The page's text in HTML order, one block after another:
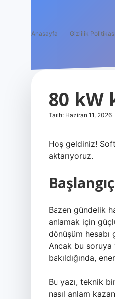
Anasayfa Gizlilik Politikası
80 kW
Tarih: Haziran 11, 2026
Hoş geldiniz!
aktarıyoruz.
Bazen gündelik
anlamak için
dönüşüm
Ancak bu soruya
bakıldığında,
Bu yazı, teknik
nasıl anlam